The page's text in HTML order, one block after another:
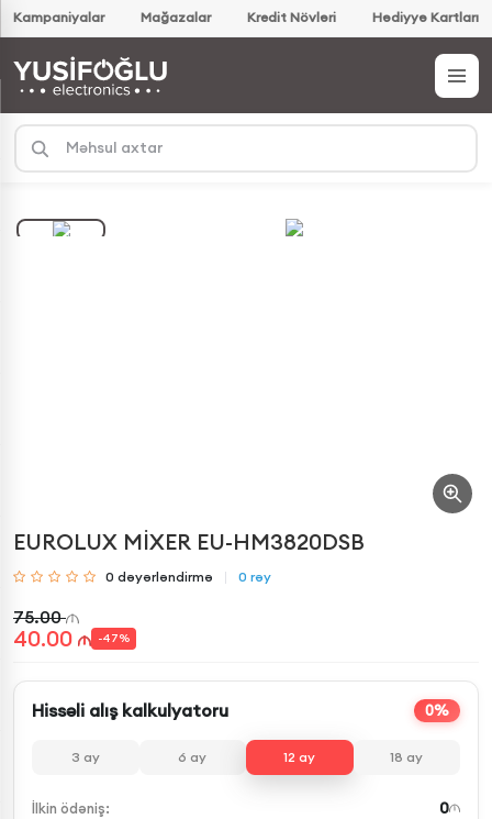
Kampaniyalar Mağazalar Kredit Növləri Hədiyyə Kartları
EUROLUX MİXER EU-HM3820DSB
0 dəyərləndirmə 0 rəy
75.00
40.00 -47%
Hissəli alış kalkulyatoru 0%
3 ay 6 ay 12 ay 18 ay
İlkin ödəniş: 0